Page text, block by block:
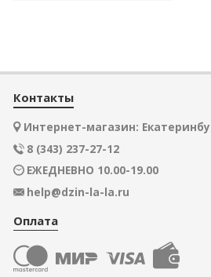
Контакты
Интернет-магазин:
8 (343) 237-27-12
ЕЖЕДНЕВНО 10.00-19.00
help@dzin-la-la.ru
Оплата